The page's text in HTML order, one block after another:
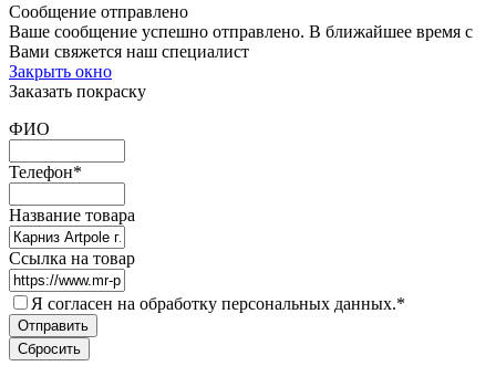
Сообщение отправлено
Ваше сообщение успешно отправлено. В ближайшее время с
Вами свяжется наш специалист
Закрыть окно
Заказать покраску
ФИО
Телефон*
Название товара
Ссылка на товар
Я согласен на обработку персональных данных.*